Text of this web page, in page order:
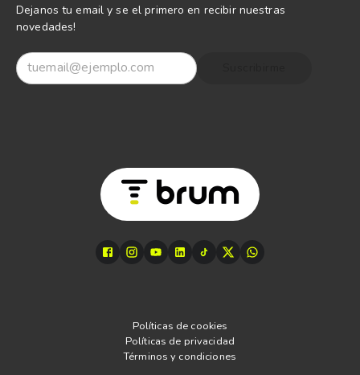
Dejanos tu email y se el primero en recibir nuestras
novedades!
Políticas de cookies
Políticas de privacidad
Términos y condiciones